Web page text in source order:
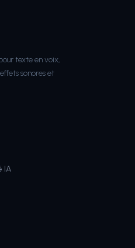
texte en voix,
sonores et
IA